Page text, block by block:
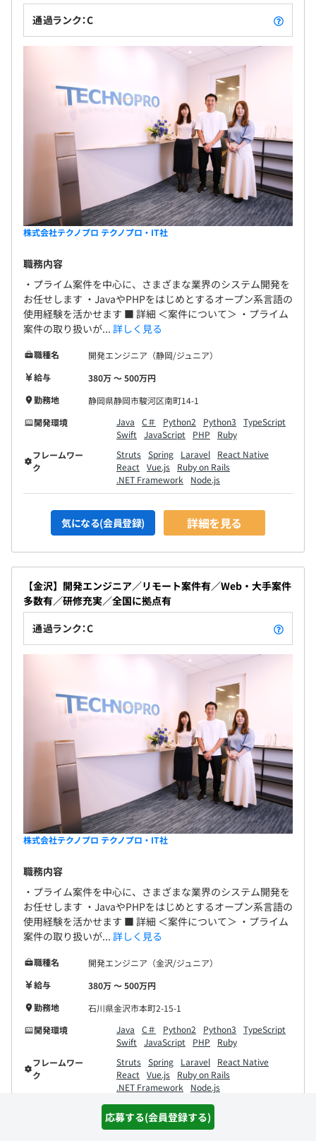
応募する(会員登録する)
通過ランク：C
株式会社テクノプロ テクノプロ・IT社
職務内容
・プライム案件を中心に、さまざまな業界のシステム開発を
お任せします ・JavaやPHPをはじめとするオープン系言語の
使用経験を活かせます ■ 詳細 ＜案件について＞ ・プライム
案件の取り扱いが... 詳しく見る
職種名
開発エンジニア（静岡/ジュニア）
給与
380万 〜 500万円
勤務地
静岡県静岡市駿河区南町14-1
開発環境
Java C＃ Python2 Python3
TypeScript
Swift
JavaScript PHP
Ruby
フレームワー
ク
Struts Spring Laravel
React Native
React
Vue.js
Ruby on Rails
.NET Framework
Node.js
気になる(会員登録) 詳細を見る
【金沢】開発エンジニア／リモート案件有／Web・大手案件
多数有／研修充実／全国に拠点有
通過ランク：C
株式会社テクノプロ テクノプロ・IT社
職務内容
・プライム案件を中心に、さまざまな業界のシステム開発を
お任せします ・JavaやPHPをはじめとするオープン系言語の
使用経験を活かせます ■ 詳細 ＜案件について＞ ・プライム
案件の取り扱いが... 詳しく見る
職種名
開発エンジニア（金沢/ジュニア）
給与
380万 〜 500万円
勤務地
石川県金沢市本町2-15-1
開発環境
Java C＃ Python2 Python3
TypeScript
Swift
JavaScript PHP
Ruby
フレームワー
ク
Struts Spring Laravel
React Native
React
Vue.js
Ruby on Rails
.NET Framework
Node.js
気になる(会員登録) 詳細を見る